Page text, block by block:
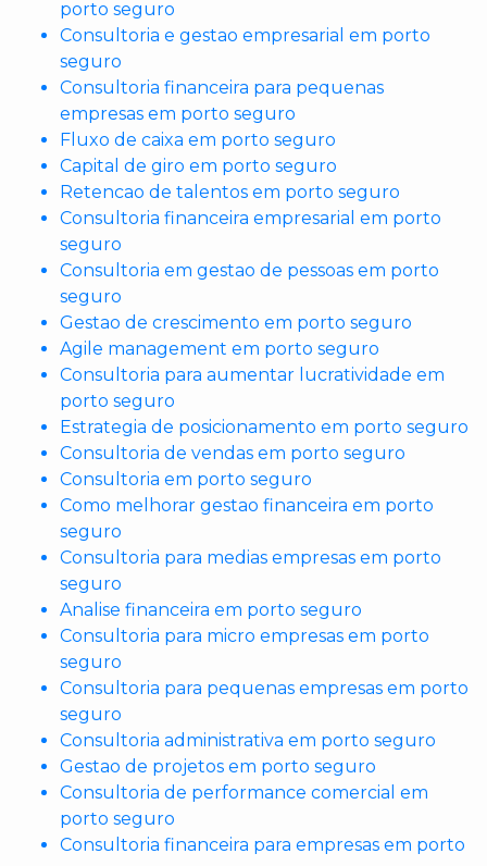
porto seguro
Consultoria e gestao empresarial em porto
seguro
Consultoria financeira para pequenas
empresas em porto seguro
Fluxo de caixa em porto seguro
Capital de giro em porto seguro
Retencao de talentos em porto seguro
Consultoria financeira empresarial em porto
seguro
Consultoria em gestao de pessoas em porto
seguro
Gestao de crescimento em porto seguro
Agile management em porto seguro
Consultoria para aumentar lucratividade em
porto seguro
Estrategia de posicionamento em porto seguro
Consultoria de vendas em porto seguro
Consultoria em porto seguro
Como melhorar gestao financeira em porto
seguro
Consultoria para medias empresas em porto
seguro
Analise financeira em porto seguro
Consultoria para micro empresas em porto
seguro
Consultoria para pequenas empresas em porto
seguro
Consultoria administrativa em porto seguro
Gestao de projetos em porto seguro
Consultoria de performance comercial em
porto seguro
Consultoria financeira para empresas em porto